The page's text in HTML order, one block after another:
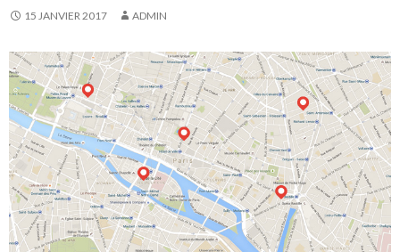
15 JANVIER 2017 ADMIN